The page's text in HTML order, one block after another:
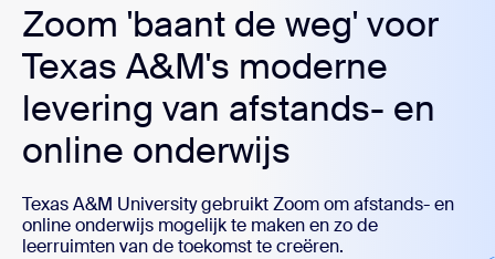
Zoom 'baant de weg' voor
Texas A&M's moderne
levering van afstands- en
online onderwijs
Texas A&M University gebruikt Zoom om afstands- en
online onderwijs mogelijk te maken en zo de
leerruimten van de toekomst te creëren.